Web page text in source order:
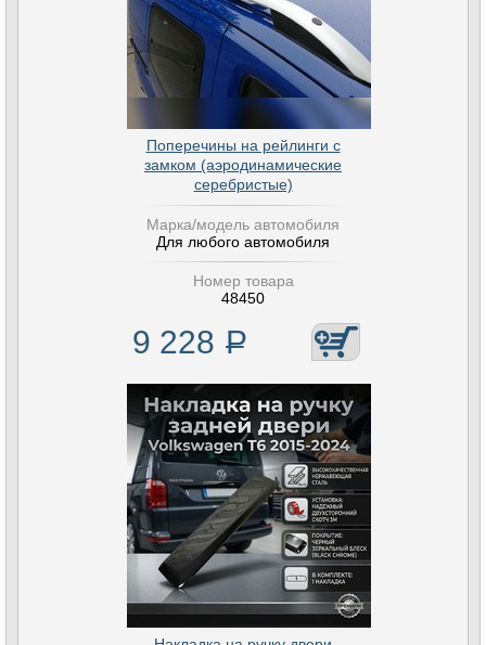
Поперечины на рейлинги с
замком (аэродинамические
серебристые)
Марка/модель автомобиля
Для любого автомобиля
Номер товара
48450
9 228 Р